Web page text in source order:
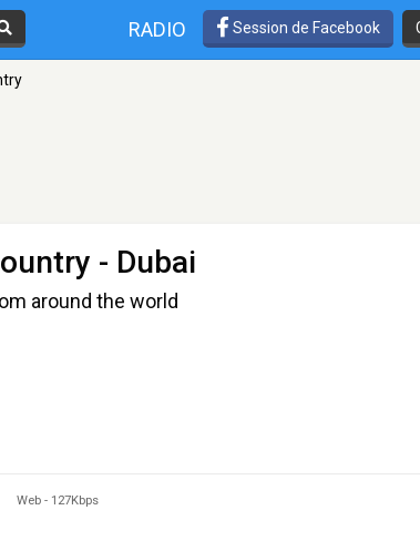
RADIO Session de Facebook
- Dubai
around the world
Web - 127Kbps